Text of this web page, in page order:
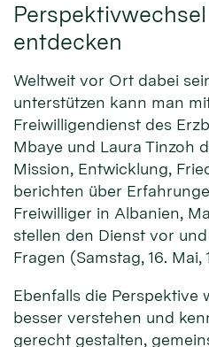
entdecken
Weltweit vor Ort dabei
unterstützen kann man
Freiwilligendienst des
Mbaye und Laura Tinzoh
Mission, Entwicklung,
berichten über
Freiwilliger in Albanien,
stellen den Dienst vor
Fragen (Samstag, 16. Mai,
Ebenfalls die Perspektive
besser verstehen und
gerecht gestalten,